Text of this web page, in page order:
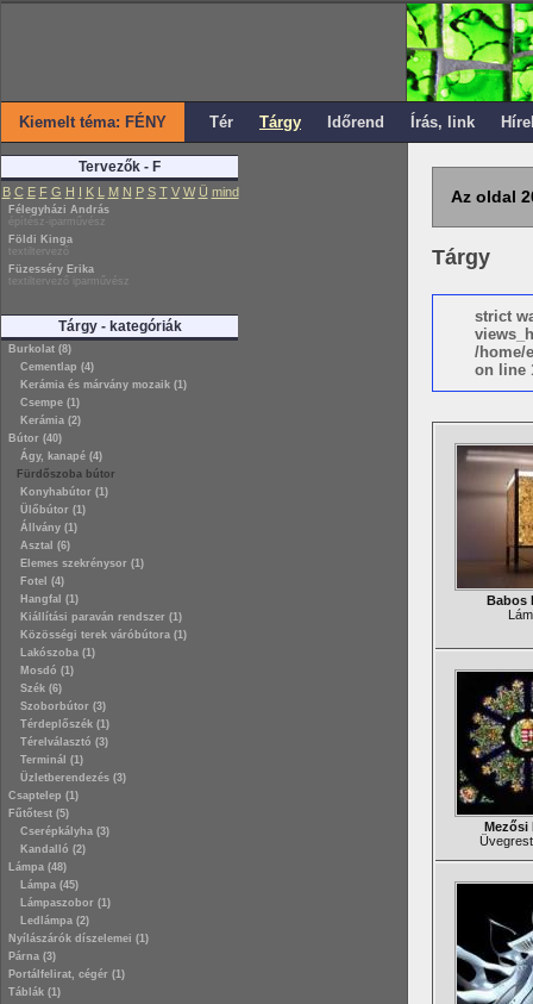
Kiemelt téma: FÉNY Tér Tárgy Időrend Írás, link
Tervezők - F
B C E F G H I K L M N P S T V W Ü mind
Félegyházi András
építész-iparművész
Földi Kinga
textiltervező
Füzesséry Erika
textiltervező iparművész
Tárgy - kategóriák
Burkolat (8)
Cementlap (4)
Kerámia és márvány mozaik (1)
Csempe (1)
Kerámia (2)
Bútor (40)
Ágy, kanapé (4)
Fürdőszoba bútor
Konyhabútor (1)
Ülőbútor (1)
Állvány (1)
Asztal (6)
Elemes szekrénysor (1)
Fotel (4)
Hangfal (1)
Kiállítási paraván rendszer (1)
Közösségi terek váróbútora (1)
Lakószoba (1)
Mosdó (1)
Szék (6)
Szoborbútor (3)
Térdeplőszék (1)
Térelválasztó (3)
Terminál (1)
Üzletberendezés (3)
Csaptelep (1)
Fűtőtest (5)
Cserépkályha (3)
Kandalló (2)
Lámpa (48)
Lámpa (45)
Lámpaszobor (1)
Ledlámpa (2)
Nyílászárók díszelemei (1)
Párna (3)
Portálfelirat, cégér (1)
Táblák (1)
Az oldal
Tárgy
strict
/home/
on line
Babos
Mezősi